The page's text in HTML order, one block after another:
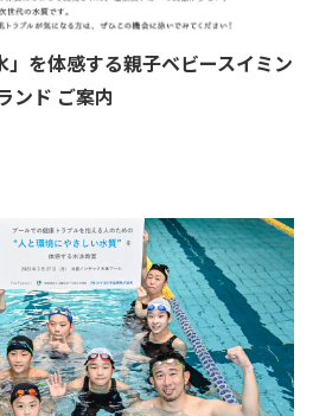
」を体感する親子ベビースイミン
ンド ご案内